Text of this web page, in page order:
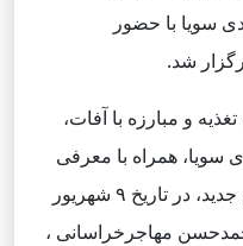
سویا با حضور
شد.
و مبارزه با آفات،
سویا، همراه با معرفی
پکیج تغذیه‌ای «دینامیت» و سموم جدید، در تاریخ ۹ شهریور
محمدحسن مهاجرخراسانی ،